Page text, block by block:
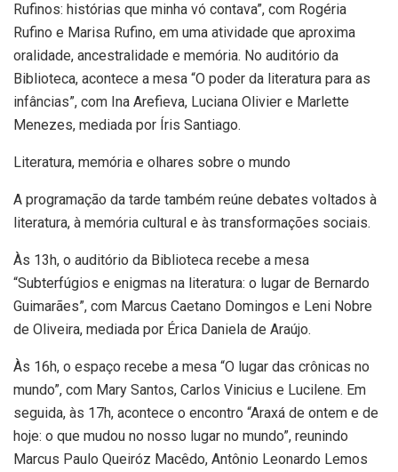
Rufinos: histórias que minha vó contava”, com Rogéria
Rufino e Marisa Rufino, em uma atividade que aproxima
oralidade, ancestralidade e memória. No auditório da
Biblioteca, acontece a mesa “O poder da literatura para as
infâncias”, com Ina Arefieva, Luciana Olivier e Marlette
Menezes, mediada por Íris Santiago.
Literatura, memória e olhares sobre o mundo
A programação da tarde também reúne debates voltados à
literatura, à memória cultural e às transformações sociais.
Às 13h, o auditório da Biblioteca recebe a mesa
“Subterfúgios e enigmas na literatura: o lugar de Bernardo
Guimarães”, com Marcus Caetano Domingos e Leni Nobre
de Oliveira, mediada por Érica Daniela de Araújo.
Às 16h, o espaço recebe a mesa “O lugar das crônicas no
mundo”, com Mary Santos, Carlos Vinicius e Lucilene. Em
seguida, às 17h, acontece o encontro “Araxá de ontem e de
hoje: o que mudou no nosso lugar no mundo”, reunindo
Marcus Paulo Queiróz Macêdo, Antônio Leonardo Lemos